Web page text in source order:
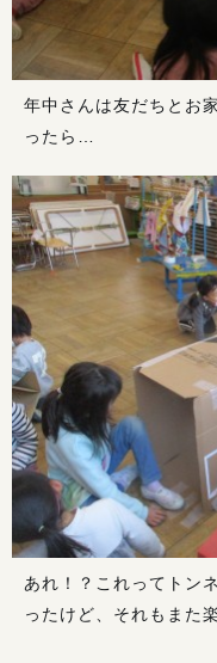
年中さんは友だちとお
ったら…
あれ！？これってトン
ったけど、それもまた